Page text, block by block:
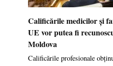
Calificările medicilor și
UE vor putea fi
Moldova
Calificările profesionale